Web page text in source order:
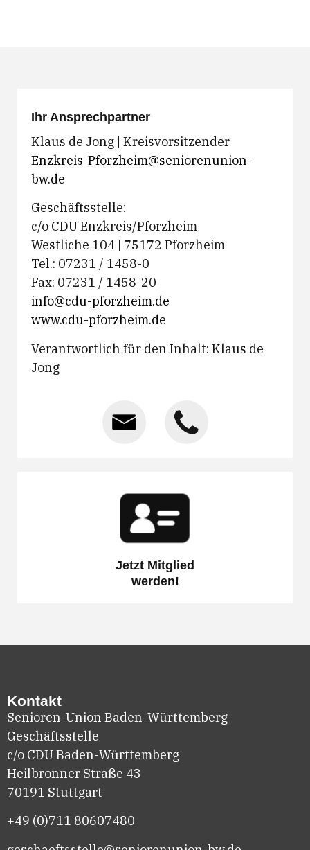
Ihr Ansprechpartner
Klaus de Jong | Kreisvorsitzender
Enzkreis-Pforzheim@seniorenunion-
bw.de
Geschäftsstelle:
c/o CDU Enzkreis/Pforzheim
Westliche 104 | 75172 Pforzheim
Tel.: 07231 / 1458-0
Fax: 07231 / 1458-20
info@cdu-pforzheim.de
www.cdu-pforzheim.de
Verantwortlich für den Inhalt: Klaus de
Jong
Jetzt Mitglied
werden!
Kontakt
Senioren-Union Baden-Württemberg
Geschäftsstelle
c/o CDU Baden-Württemberg
Heilbronner Straße 43
70191 Stuttgart
+49 (0)711 80607480